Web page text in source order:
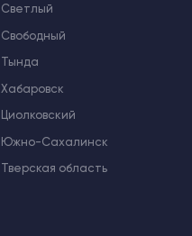
Светлый
Свободный
Тында
Хабаровск
Циолковский
Южно-Сахалинск
Тверская область